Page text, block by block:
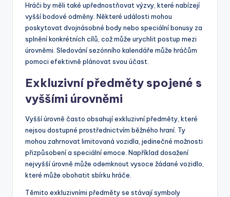
Hráči by měli také upřednostňovat výzvy, které nabízejí
vyšší bodové odměny. Některé události mohou
poskytovat dvojnásobné body nebo speciální bonusy za
splnění konkrétních cílů, což může urychlit postup mezi
úrovněmi. Sledování sezónního kalendáře může hráčům
pomoci efektivně plánovat svou účast.
Exkluzivní předměty spojené s
vyššími úrovněmi
Vyšší úrovně často obsahují exkluzivní předměty, které
nejsou dostupné prostřednictvím běžného hraní. Ty
mohou zahrnovat limitovaná vozidla, jedinečné možnosti
přizpůsobení a speciální emoce. Například dosažení
nejvyšší úrovně může odemknout vysoce žádané vozidlo,
které může obohatit sbírku hráče.
Těmito exkluzivními předměty se stávají symboly